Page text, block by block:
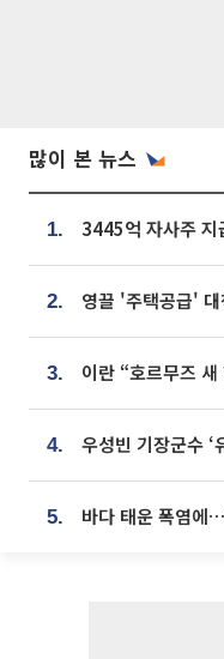
많이 본 뉴스
1.
2.
3.
4.
5. 바다 태운 폭염에